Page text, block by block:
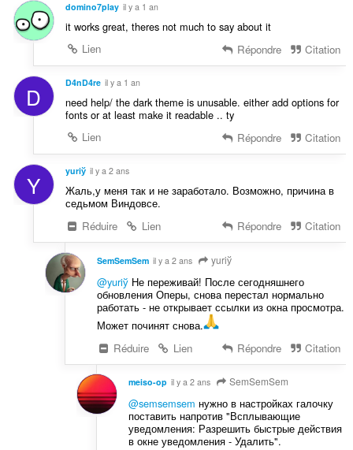
domino7play il y a 1 an
it works great, theres not much to say about it
Lien
Répondre Citation
D D4nD4re il y a 1 an
need help/ the dark theme is unusable. either add options for
fonts or at least make it readable .. ty
Lien
Répondre Citation
Y yuriў il y a 2 ans
Жаль,у меня так и не заработало. Возможно, причина в
седьмом Виндовсе.
Réduire
Lien Répondre Citation
SemSemSem il y a 2 ans yuriў
@yuriўНе переживай! После сегодняшнего
обновления Оперы, снова перестал нормально
работать - не открывает ссылки из окна просмотра.
Может починят снова.
Réduire
Lien Répondre Citation
meiso-op il y a 2 ans SemSemSem
@semsemsem нужно в настройках галочку
поставить напротив "Всплывающие
уведомления: Разрешить быстрые действия
в окне уведомления - Удалить".